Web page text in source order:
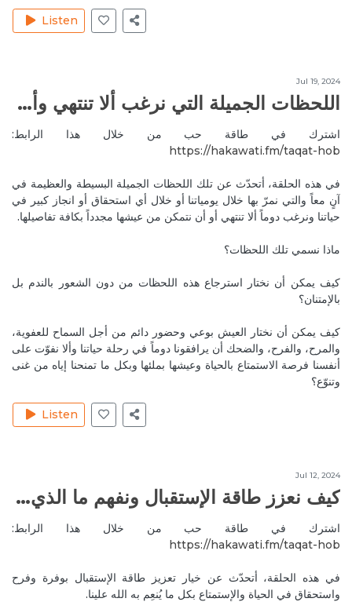
RitaH1
as women. God
طاقة الذكورة وطاقة الأنوثة Reply
Jun 15, 2020
طاقة الذكورة وطاقة الأنوثة Reply
MireilleeH Jun 19, 2020
Thank You Fatema, God bless you too 🙏🙌💚
Jun 19, 2020
God bless you too Dear Rita ❤️
طاقة الذكورة وطاقة الأنوثة Reply
Jun 22, 2020
Thank you <3
Reply
AliH5 Jun 17, 2020
كيف نشفي الطفل الداخلي المجروح؟ Reply
Listen
Jul 19, 2024
اللحظات الجميلة التي نرغب ألا تنتهي وأن نعيد عيشها واختبارها
اشترك في طاقة حب من خلال هذا الرابط:
https://hakawati.fm/taqat-hob‬
في هذه الحلقة، أتحدّث عن تلك اللحظات الجميلة البسيطة والعظيمة في
آنٍ معاً والتي نمرّ بها خلال يومياتنا أو خلال أي استحقاق أو انجاز كبير في
حياتنا ونرغب دوماً ألا تنتهي أو أن نتمكن من عيشها مجدداً بكافة تفاصيلها.
ماذا نسمي تلك اللحظات؟
كيف يمكن أن نختار استرجاع هذه اللحظات من دون الشعور بالندم بل
بالإمتنان؟
كيف يمكن أن نختار العيش بوعي وحضور دائم من أجل السماح للعفوية،
والمرح، والفرح، والضحك أن يرافقونا دوماً في رحلة حياتنا وألا نفوّت على
أنفسنا فرصة الاستمتاع بالحياة وعيشها بملئها وبكل ما تمنحنا إياه من غنى
وتنوّع؟
Listen
Jul 12, 2024
كيف نعزز طاقة الإستقبال ونفهم ما الذي يمنعنا من تجلّي النِعَم في حياتنا؟
اشترك في طاقة حب من خلال هذا الرابط:
https://hakawati.fm/taqat-hob‬
في هذه الحلقة، أتحدّث عن خيار تعزيز طاقة الإستقبال بوفرة وفرح
واستحقاق في الحياة والإستمتاع بكل ما يُنعِم به الله علينا.